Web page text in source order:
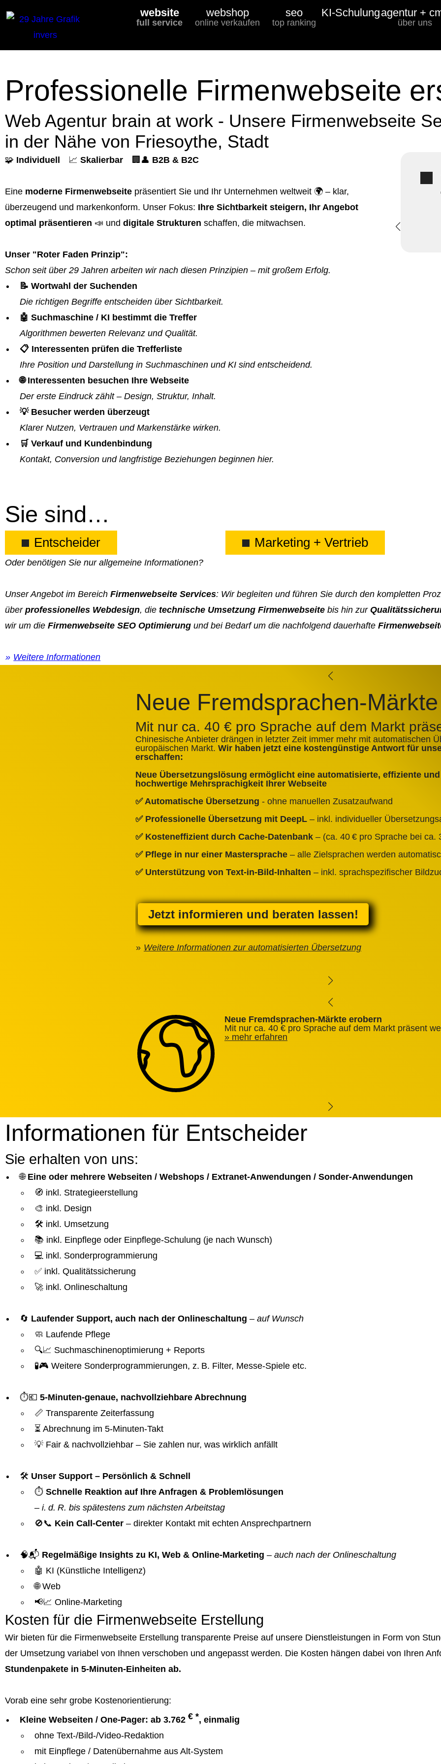
website
full service
webshop
online verkaufen
seo
top ranking
KI-Schulungagentur +
über uns
Professionelle Firmenwebseite
Web Agentur brain at work - Unsere Firmenwebseite
in der Nähe von Friesoythe, Stadt
🧩 Individuell 📈 Skalierbar 🏢👤 B2B & B2C
Eine moderne Firmenwebseite präsentiert Sie und Ihr Unternehmen weltweit 🌍 – klar,
überzeugend und markenkonform. Unser Fokus: Ihre Sichtbarkeit steigern, Ihr Angebot
optimal präsentieren 📣 und digitale Strukturen schaffen, die mitwachsen.
Unser "Roter Faden Prinzip":
Schon seit über 29 Jahren arbeiten wir nach diesen Prinzipien – mit großem Erfolg.
📝 Wortwahl der Suchenden
Die richtigen Begriffe entscheiden über Sichtbarkeit.
🤖 Suchmaschine / KI bestimmt die Treffer
Algorithmen bewerten Relevanz und Qualität.
📋 Interessenten prüfen die Trefferliste
Ihre Position und Darstellung in Suchmaschinen und KI sind entscheidend.
🌐 Interessenten besuchen Ihre Webseite
Der erste Eindruck zählt – Design, Struktur, Inhalt.
💡 Besucher werden überzeugt
Klarer Nutzen, Vertrauen und Markenstärke wirken.
🛒 Verkauf und Kundenbindung
Kontakt, Conversion und langfristige Beziehungen beginnen hier.
Sie sind…
Entscheider Marketing + Vertrieb
Oder benötigen Sie nur allgemeine Informationen?
Unser Angebot im Bereich Firmenwebseite Services: Wir begleiten und führen Sie durch den kompletten
überprofessionelles Webdesign, die technische Umsetzung Firmenwebseite bis hin zur
wir um die Firmenwebseite SEO Optimierung und bei Bedarf um die nachfolgend dauerhafte
Weitere Informationen
Neue Fremdsprachen-
Mit nur ca. 40 € pro Sprache auf dem Markt
Chinesische Anbieter drängen in letzter Zeit immer mehr mit automatischen
europäischen Markt. Wir haben jetzt eine kostengünstige Antwort für
erschaffen:
Neue Übersetzungslösung ermöglicht eine automatisierte, effiziente
hochwertige Mehrsprachigkeit Ihrer Webseite
✅ Automatische Übersetzung - ohne manuellen Zusatzaufwand
✅ Professionelle Übersetzung mit DeepL– inkl. individueller
✅ Kosteneffizient durch Cache‑Datenbank– (ca. 40 € pro Sprache bei ca.
✅ Pflege in nur einer Mastersprache– alle Zielsprachen werden
✅ Unterstützung von Text‑in‑Bild‑Inhalten – inkl. sprachspezifischer
Jetzt informieren und beraten lassen!
Weitere Informationen zur automatisierten Übersetzung
Neue Fremdsprachen-Märkte erobern
Mit nur ca. 40 € pro Sprache auf dem Markt präsent
mehr erfahren
Informationen für Entscheider
Sie erhalten von uns:
🌐 Eine oder mehrere Webseiten / Webshops / Extranet-Anwendungen / Sonder-Anwendungen
🧭 inkl. Strategieerstellung
🎨 inkl. Design
🛠️ inkl. Umsetzung
📚 inkl. Einpflege oder Einpflege-Schulung (je nach Wunsch)
💻 inkl. Sonderprogrammierung
✅ inkl. Qualitätssicherung
🚀 inkl. Onlineschaltung
🔄 Laufender Support, auch nach der Onlineschaltung – auf Wunsch
🧼 Laufende Pflege
🔍📈 Suchmaschinenoptimierung + Reports
🧪🎮 Weitere Sonderprogrammierungen, z. B. Filter, Messe-Spiele etc.
⏱️💶 5-Minuten-genaue, nachvollziehbare Abrechnung
📏 Transparente Zeiterfassung
⏳ Abrechnung im 5-Minuten-Takt
💡 Fair & nachvollziehbar – Sie zahlen nur, was wirklich anfällt
🛠️ Unser Support – Persönlich & Schnell
⏱️ Schnelle Reaktion auf Ihre Anfragen & Problemlösungen
– i. d. R. bis spätestens zum nächsten Arbeitstag
🚫📞 Kein Call-Center – direkter Kontakt mit echten Ansprechpartnern
🧠📬 Regelmäßige Insights zu KI, Web & Online-Marketing – auch nach der Onlineschaltung
🤖 KI (Künstliche Intelligenz)
🌐 Web
📢📈 Online-Marketing
Kosten für die Firmenwebseite Erstellung
Wir bieten für die Firmenwebseite Erstellung transparente Preise auf unsere Dienstleistungen in Form von
der Umsetzung variabel von Ihnen verschoben und angepasst werden. Die Kosten hängen dabei von Ihren
Stundenpakete in 5-Minuten-Einheiten ab.
Vorab eine sehr grobe Kostenorientierung:
Kleine Webseiten / One-Pager: ab 3.762 € *, einmalig
ohne Text-/Bild-/Video-Redaktion
mit Einpflege / Datenübernahme aus Alt-System